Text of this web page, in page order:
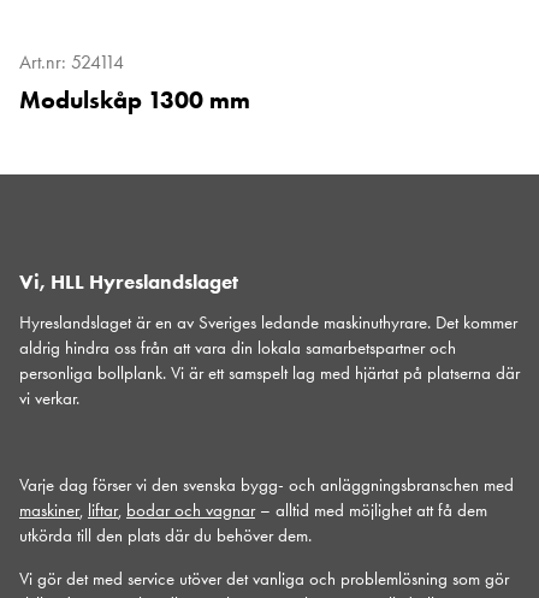
Art.nr: 524114
Modulskåp 1300 mm
Vi, HLL Hyreslandslaget
Hyreslandslaget är en av Sveriges ledande maskinuthyrare. Det kommer
aldrig hindra oss från att vara din lokala samarbetspartner och
personliga bollplank. Vi är ett samspelt lag med hjärtat på platserna där
vi verkar.
Varje dag förser vi den svenska bygg- och anläggningsbranschen med
maskiner, liftar, bodar och vagnar– alltid med möjlighet att få dem
utkörda till den plats där du behöver dem.
Vi gör det med service utöver det vanliga och problemlösning som gör